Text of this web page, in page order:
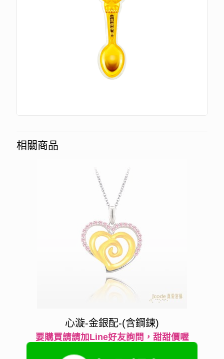
相關商品
心漩-金銀配-(含鋼鍊)
要購買請請加Line好友詢問，甜甜價喔